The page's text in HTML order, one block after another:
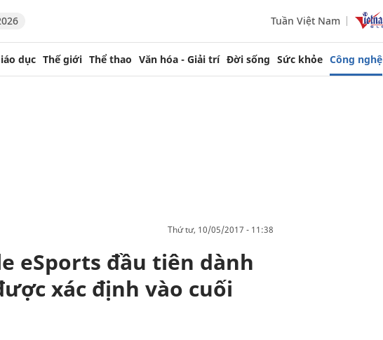
Tuần Việt Nam
dục Thế giới Thể thao Văn hóa - Giải trí Đời sống Sức khỏe Công nghệ
thứ tư, 10/05/2017 - 11:38
eSports đầu tiên dành
xác định vào cuối